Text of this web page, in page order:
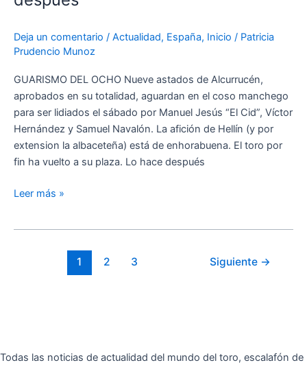
Deja un comentario / Actualidad, España, Inicio / Patricia
Prudencio Munoz
GUARISMO DEL OCHO Nueve astados de Alcurrucén,
aprobados en su totalidad, aguardan en el coso manchego
para ser lidiados el sábado por Manuel Jesús “El Cid”, Víctor
Hernández y Samuel Navalón. La afición de Hellín (y por
extension la albaceteña) está de enhorabuena. El toro por
fin ha vuelto a su plaza. Lo hace después
de
vuelven
a
albergar
toros
dos
años
después
Leer más »
1 2 3 Siguiente →
Todas las noticias de actualidad del mundo del toro, escalafón de